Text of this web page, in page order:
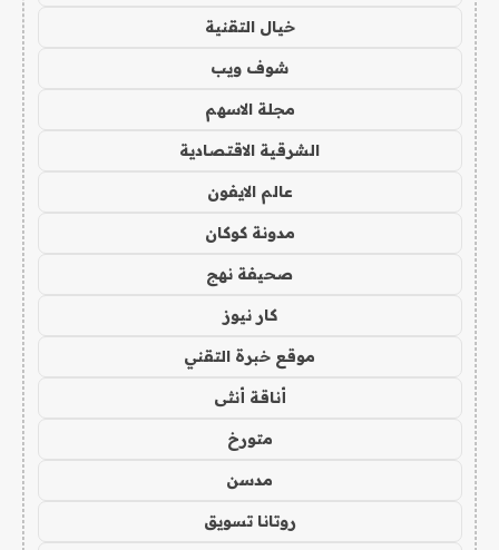
خيال التقنية
شوف ويب
مجلة الاسهم
الشرقية الاقتصادية
عالم الايفون
مدونة كوكان
صحيفة نهج
كار نيوز
موقع خبرة التقني
أناقة أنثى
متورخ
مدسن
روتانا تسويق